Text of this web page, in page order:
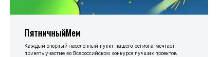
ПятничныйМем
Каждый опорный населённый пункт нашего региона мечтает
принять участие во Всероссийском конкурсе лучших проектов